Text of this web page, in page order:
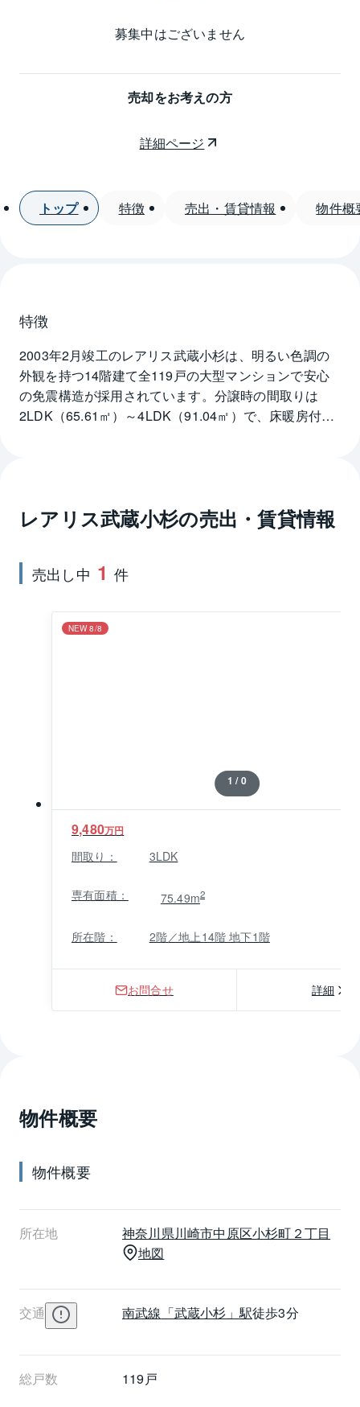
募集中はございません
売却をお考えの方
詳細ページ
トップ 特徴 売出・賃貸情報 物件概
特徴
2003年2月竣工のレアリス武蔵小杉は、明るい色調の
外観を持つ14階建て全119戸の大型マンションで安心
の免震構造が採用されています。分譲時の間取りは
2LDK（65.61㎡）～4LDK（91.04㎡）で、床暖房付き
す。バルコニーにはスロップシンク、プライバシーを
重視したポーチ、浴室乾燥・オートロック・宅配ロッ
南武線武蔵小杉駅へ徒歩3分、東急東横線武蔵小杉駅へ
レアリス武蔵小杉の売出・賃貸情報
売出し中 1 件
1 / 0
NEW 8/8
9,480万円
間取り： 3LDK
専有面積： 75.49m2
所在階： 2階／地上14階 地下1階
お問合せ 詳細
物件概要
物件概要
所在地 神奈川県川崎市中原区小杉町２丁目
地図
交通 南武線 「武蔵小杉」駅徒歩3分
総戸数 119戸